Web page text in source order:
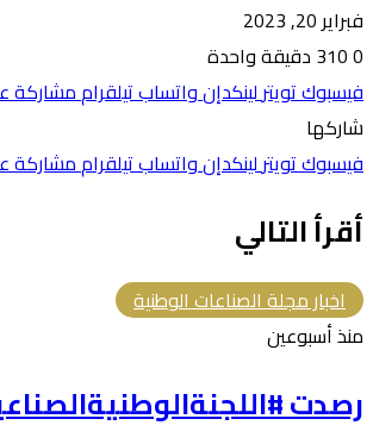
فبراير 20, 2023
0
دقيقة واحدة
فيسبوكتويترلينكدإنواتسابتيلقراممشاركة
شاركها
فيسبوكتويترلينكدإنواتسابتيلقراممشاركة
أقرأ التالي
اخبار مجلة الصناعات الوطنية
منذ أسبوعين